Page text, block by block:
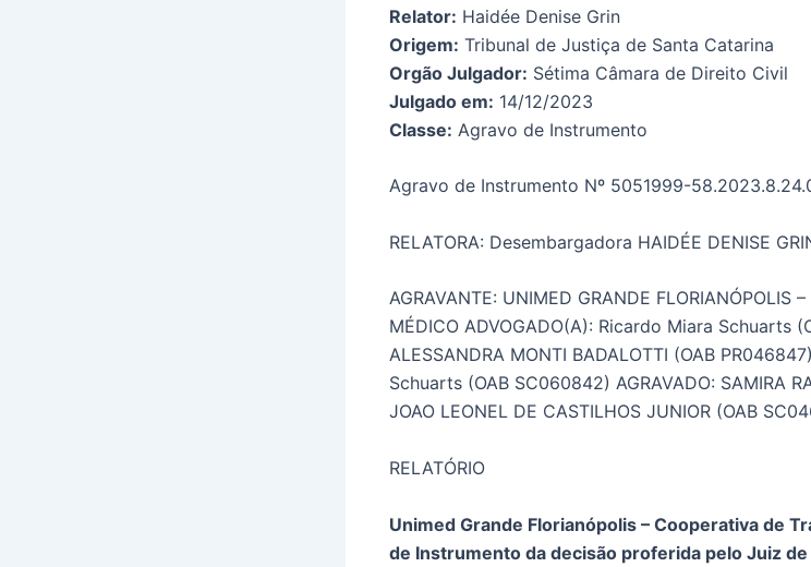
Relator: Haidée Denise Grin
Origem: Tribunal de Justiça de Santa Catarina
Orgão Julgador: Sétima Câmara de Direito Civil
Julgado em: 14/12/2023
Classe: Agravo de Instrumento
Agravo de Instrumento Nº 5051999-
RELATORA: Desembargadora HAIDÉE DENISE
AGRAVANTE: UNIMED GRANDE FLORIANÓPOLIS
MÉDICO ADVOGADO(A): Ricardo Miara Schuarts
ALESSANDRA MONTI BADALOTTI (OAB
Schuarts (OAB SC060842) AGRAVADO: SAMIRA
JOAO LEONEL DE CASTILHOS JUNIOR (OAB
RELATÓRIO
Unimed Grande Florianópolis – Cooperativa de
de Instrumento da decisão proferida pelo Juiz de